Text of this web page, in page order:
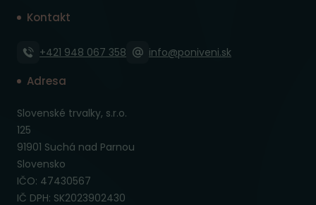
Kontakt
+421 948 067 358 info@poniveni.sk
Adresa
Slovenské trvalky, s.r.o.
125
91901 Suchá nad Parnou
Slovensko
IČO: 47430567
IČ DPH: SK2023902430